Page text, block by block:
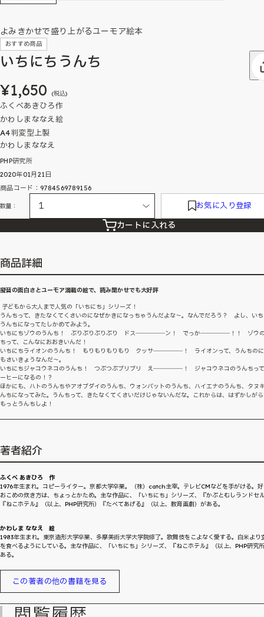
よみきかせで盛り上がるユーモア絵本
おすすめ商品
いちにちうんち
¥1,650 (税込)
ふくべあきひろ作
かわしまななえ絵
A4判変型上製
かわしまななえ
PHP研究所
2020年01月21日
商品コード：9784569789156
数量： お気に入り登録
カートに入れる
商品詳細
擬音の面白さとユーモア満載の絵で、読み聞かせでも大好評
子どもから大人まで人気の「いちにち」シリーズ！
うんちって、きたなくてくさいのになぜかきになっちゃうんだよな～。なんでだろう？ よし、い
うんちになってたしかめてみよう。
いちにちゾウのうんち！ ぶりぶりぶりぶり ドス―――――ン！ でっか―――――！！ ゾウ
ちって、こんなにおおきいんだ！
いちにちライオンのうんち！ もりもりもりもり クッサ―――――！ ライオンって、うんちの
もさいきょうなんだ～。
いちにちジャコウネコのうんち！ つぶつぶブリブリ え―――――！ ジャコウネコのうんちっ
ーヒーになるの！？
ほかにも、ハトのうんちやアオブダイのうんち、ウォンバットのうんち、ハイエナのうんち、タヌ
んちになってみた。うんちって、きたなくてくさいだけじゃないんだな。これからは、はずかしが
もっとうんちしよ！
著者紹介
ふくべ あきひろ 作
1976年生まれ。コピーライター。京都大学卒業。（株）catch主宰。テレビCMなどを手がける。
おこめの炊き方は、ちょっとかため。主な作品に、「いちにち」シリーズ、『かぶとむしランドセ
『ねこホテル』（以上、PHP研究所）『たべてあげる』（以上、教育画劇）がある。
かわしま ななえ 絵
1983年生まれ。東京造形大学卒業、多摩美術大学大学院修了。歌舞伎をこよなく愛する。白米より
を食べるようにしている。主な作品に、「いちにち」シリーズ、『ねこホテル』（以上、PHP研究
ある。
この著者の他の書籍を見る